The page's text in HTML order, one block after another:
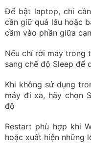
Để bật laptop, chỉ
cần giữ quá lâu hoặc
cầm vào phần giữa
Nếu chỉ rời máy trong
sang chế độ Sleep để
Khi không sử dụng
máy đi xa, hãy chọn
độ
Restart phù hợp khi
hoặc xuất hiện những